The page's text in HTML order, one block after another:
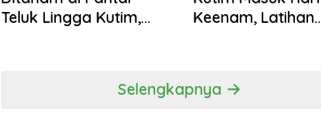
Teluk Lingga Kutim,
Keenam, Latihan
Selengkapnya